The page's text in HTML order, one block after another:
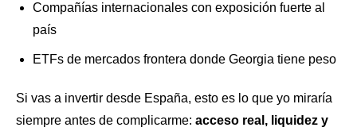
Compañías internacionales con exposición fuerte al
país
ETFs de mercados frontera donde Georgia tiene peso
Si vas a invertir desde España, esto es lo que yo miraría
siempre antes de complicarme: acceso real, liquidez y